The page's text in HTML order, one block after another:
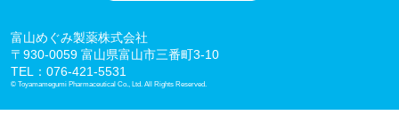
富山めぐみ製薬株式会社
〒930-0059 富山県富山市三番町3-10
TEL：076-421-5531
© Toyamamegumi Pharmaceutical Co., Ltd. All Rights Reserved.